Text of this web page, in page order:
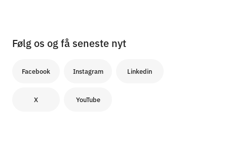
Følg os og få seneste nyt
Facebook Instagram Linkedin
X YouTube